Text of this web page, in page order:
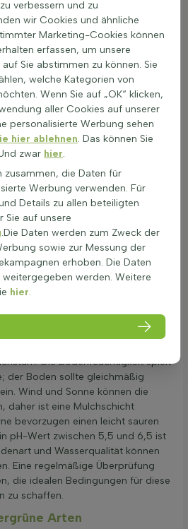
Farnblättern bilden. Auch
Farnen, da ihre zarten
für Farbakzente sorgen. Die
Farnen mit schattenliebenden
ansprechend, sondern auch
benötigen wenig Pflege und sind
eine ganzjährige Begrünung
wie der winterharte Farn sind
Wintergarten, da sie auch in der
Durch die Wahl von
und wintergrünen Waldpflanzen
Bild im Garten. Diese
für schattige Bereiche und bieten
attraktive Optik.
als wintergrüne Farne oder
schattige bis
Sonneneinstrahlung kann die
ein Platz im Schatten ideal. Wind
oder ein Zaun kann als
für immergrüne Farne sollte
Die Bodenfeuchtigkeit spielt
der Boden sollte gleichmäßig
Wind und Sonne können die
daher ist eine Mulchschicht
bevorzugen einen leicht sauren
pH-Wert zwischen 5,5 und 6,5 ist
und Wasserqualität können
Eine regelmäßige Überprüfung
die idealen Bedingungen für diese
zu schaffen.
Arten
verbessern und zu
wir Cookies und ähnliche
Marketing-Cookies können
erfassen, um unsere
Sie abstimmen zu können. Sie
welche Kategorien von
Wenn Sie auf „OK“ klicken,
aller Cookies auf unserer
personalisierte Werbung sehen
hier ablehnen. Das können Sie
zwar hier.
die Daten für
Werbung verwenden. Für
Details zu allen beteiligten
Sie auf unsere
.Die Daten werden zum Zweck der
sowie zur Messung der
erhoben. Die Daten
werden. Weitere
hier.